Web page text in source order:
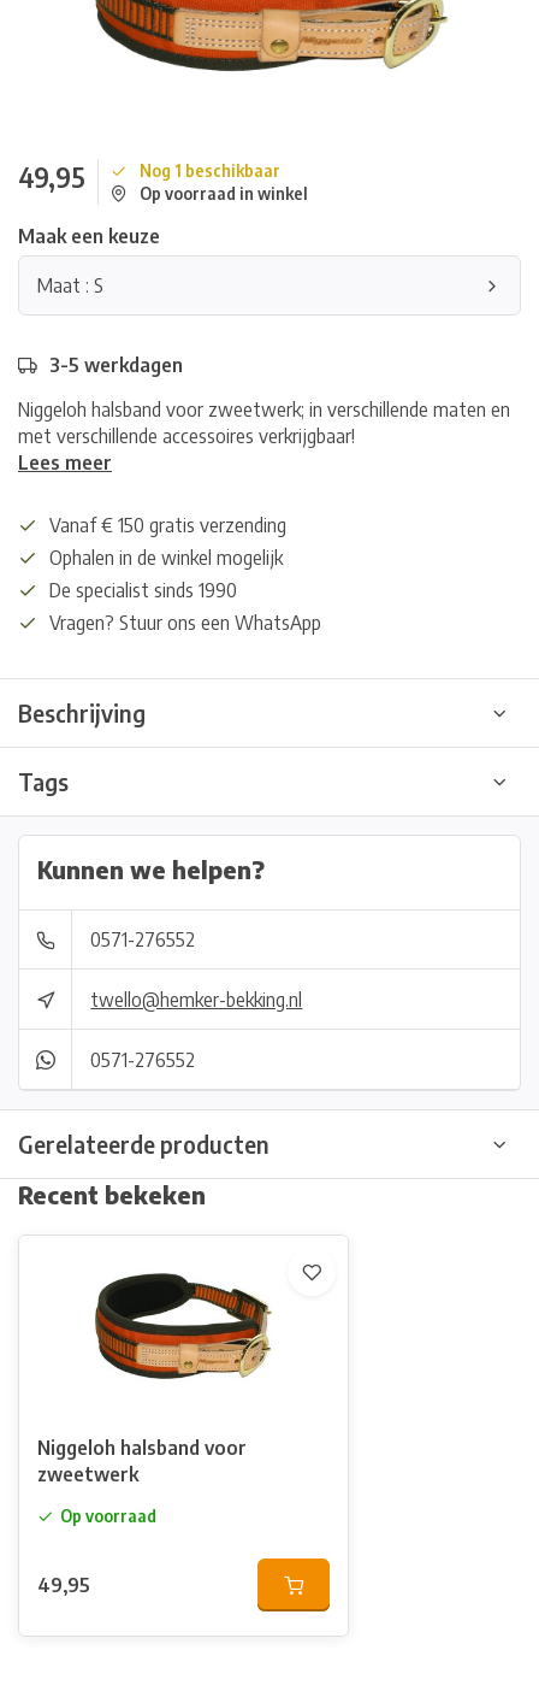
49,95
Nog 1 beschikbaar
Op voorraad in winkel
Maak een keuze
Maat : S
3-5 werkdagen
Niggeloh halsband voor zweetwerk; in verschillende maten en
met verschillende accessoires verkrijgbaar!
Lees meer
Vanaf € 150 gratis verzending
Ophalen in de winkel mogelijk
De specialist sinds 1990
Vragen? Stuur ons een WhatsApp
Beschrijving
Tags
Kunnen we helpen?
0571-276552
twello@hemker-bekking.nl
0571-276552
Gerelateerde producten
Recent bekeken
Niggeloh halsband voor
zweetwerk
Op voorraad
49,95